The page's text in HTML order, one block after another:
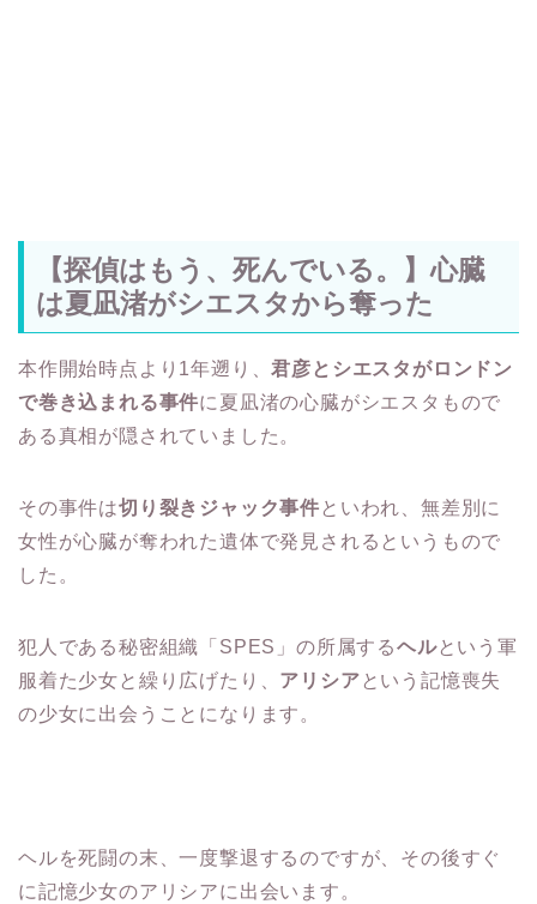
【探偵はもう、死んでいる。】心臓
は夏凪渚がシエスタから奪った
本作開始時点より1年遡り、君彦とシエスタがロンドン
で巻き込まれる事件に夏凪渚の心臓がシエスタもので
ある真相が隠されていました。
その事件は切り裂きジャック事件 といわれ、無差別に
女性が心臓が奪われた遺体で発見されるというもので
した。
犯人である秘密組織「SPES」の所属するヘルという軍
服着た少女と繰り広げたり、 アリシア という記憶喪失
の少女に出会うことになります。
ヘルを死闘の末、一度撃退するのですが、その後すぐ
に記憶少女のアリシアに出会います。